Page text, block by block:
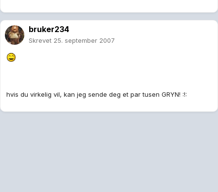
bruker234
Skrevet 25. september 2007
hvis du virkelig vil, kan jeg sende deg et par tusen GRYN! :!: